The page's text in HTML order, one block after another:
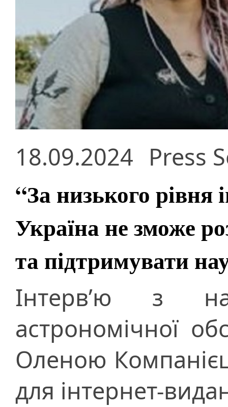
18.09.2024 Press
“За низького рівня
Україна не зможе
та підтримувати
Інтерв’ю з
астрономічної
Оленою
для інтернет-